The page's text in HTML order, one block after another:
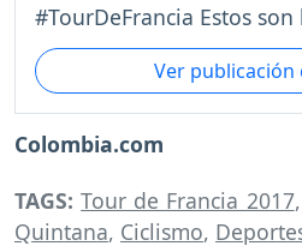
#TourDeFrancia Estos son
Ver publicación
Colombia.com
TAGS:Tour de Francia 2017,
Quintana, Ciclismo,